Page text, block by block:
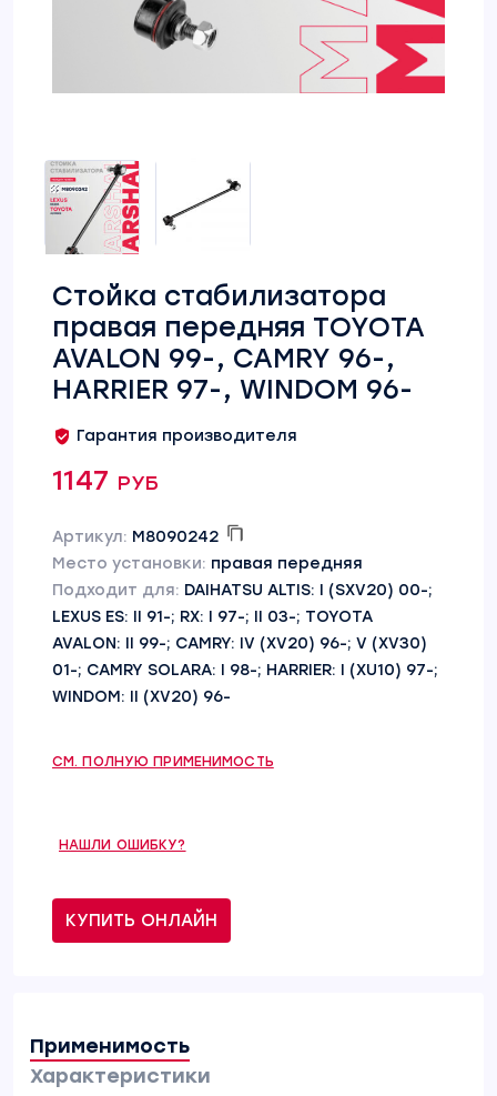
Стойка стабилизатора
правая передняя TOYOTA
AVALON 99-, CAMRY 96-,
HARRIER 97-, WINDOM 96-
Гарантия производителя
1147 руб
Артикул: M8090242
Место установки: правая передняя
Подходит для: DAIHATSU ALTIS: I (SXV20) 00-;
LEXUS ES: II 91-; RX: I 97-; II 03-; TOYOTA
AVALON: II 99-; CAMRY: IV (XV20) 96-; V (XV30)
01-; CAMRY SOLARA: I 98-; HARRIER: I (XU10) 97-;
WINDOM: II (XV20) 96-
СМ. ПОЛНУЮ ПРИМЕНИМОСТЬ
НАШЛИ ОШИБКУ?
КУПИТЬ ОНЛАЙН
Применимость
Характеристики